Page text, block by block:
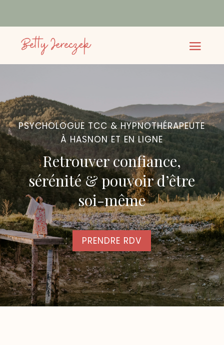
PSYCHOLOGUE TCC & HYPNOTHÉRAPEUTE
À HASNON ET EN LIGNE
Retrouver confiance,
sérénité & pouvoir d’être
soi-même
PRENDRE RDV